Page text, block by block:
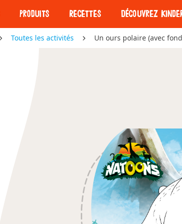
Produits
Kinder
Recettes Découvrez
Toutes les activités Un ours polaire (avec